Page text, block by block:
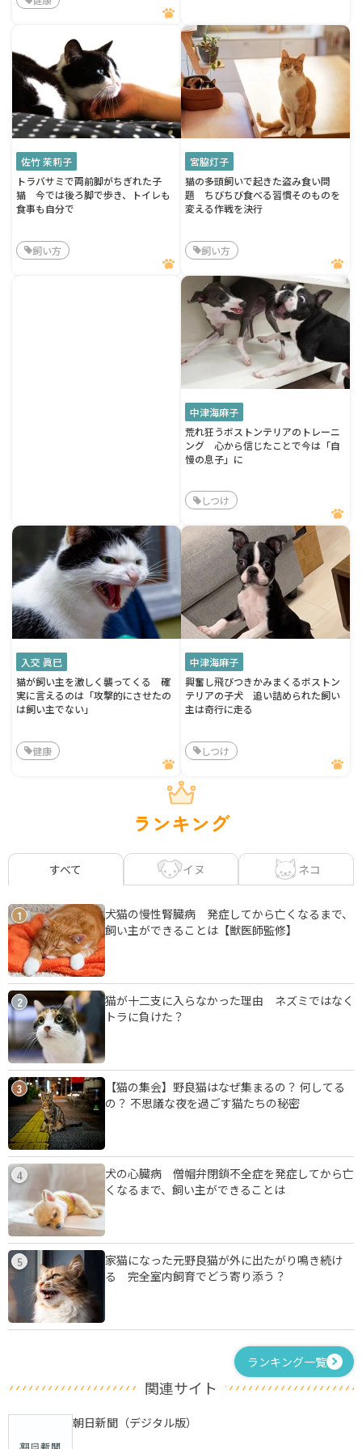
佐竹 茉莉子
トラバサミで両前脚がちぎれた子
猫 今では後ろ脚で歩き、トイレも
食事も自分で
飼い方
宮脇灯子
猫の多頭飼いで起きた盗み食い問
題 ちびちび食べる習慣そのものを
変える作戦を決行
飼い方
中津海麻子
荒れ狂うボストンテリアのトレーニ
ング 心から信じたことで今は「自
慢の息子」に
しつけ
入交 眞巳
猫が飼い主を激しく襲ってくる 確
実に言えるのは「攻撃的にさせたの
は飼い主でない」
健康
中津海麻子
興奮し飛びつきかみまくるボストン
テリアの子犬 追い詰められた飼い
主は奇行に走る
しつけ
ランキング
すべて イヌ ネコ
1
犬猫の慢性腎臓病 発症してから亡くなるまで、
飼い主ができることは【獣医師監修】
2
猫が十二支に入らなかった理由 ネズミではなく
トラに負けた？
3
【猫の集会】野良猫はなぜ集まるの？ 何してる
の？ 不思議な夜を過ごす猫たちの秘密
4
犬の心臓病 僧帽弁閉鎖不全症を発症してから亡
くなるまで、飼い主ができることは
5
家猫になった元野良猫が外に出たがり鳴き続け
る 完全室内飼育でどう寄り添う？
ランキング一覧
関連サイト
朝日新聞（デジタル版）